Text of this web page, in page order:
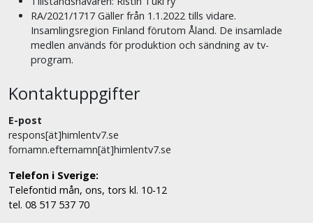
RA/2021/1717 Gäller från 1.1.2022 tills vidare.
Insamlingsregion Finland förutom Åland. De insamlade
medlen används för produktion och sändning av tv-
program.
Kontaktuppgifter
E-post
respons[ät]himlentv7.se
fornamn.efternamn[ät]himlentv7.se
Telefon i Sverige:
Telefontid mån, ons, tors kl. 10-12
tel. 08 517 537 70